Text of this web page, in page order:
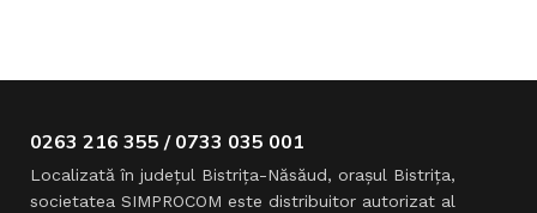
0263 216 355 / 0733 035 001
Localizată în judeţul Bistriţa-Năsăud, oraşul Bistriţa,
societatea SIMPROCOM este distribuitor autorizat al